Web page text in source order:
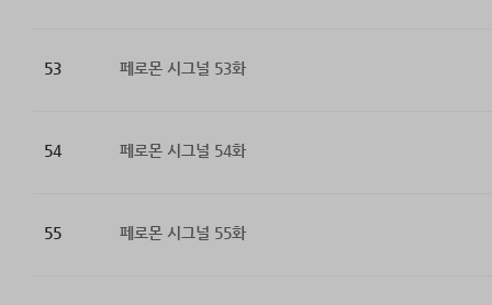
53 페로몬 시그널 53화
54 페로몬 시그널 54화
55 페로몬 시그널 55화